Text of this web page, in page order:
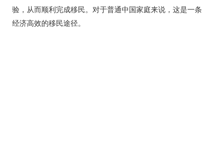
验，从而顺利完成移民。对于普通中国家庭来说，这是一条
经济高效的移民途径。